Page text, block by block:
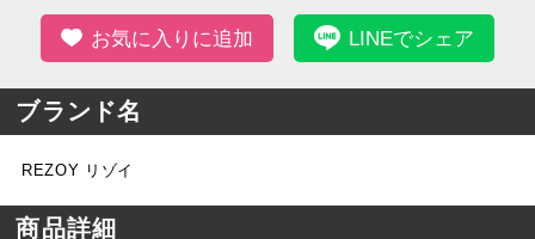
お気に入りに追加 LINEでシェア
ブランド名
REZOY リゾイ
商品詳細